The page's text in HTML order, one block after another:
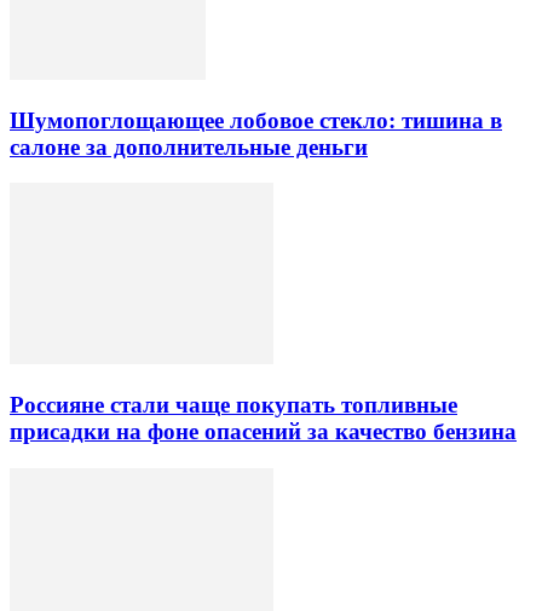
Шумопоглощающее лобовое стекло: тишина в
салоне за дополнительные деньги
Россияне стали чаще покупать топливные
присадки на фоне опасений за качество бензина